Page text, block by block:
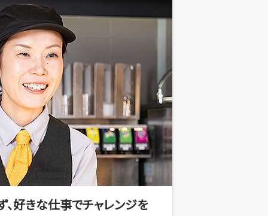
好きな仕事でチャレンジを